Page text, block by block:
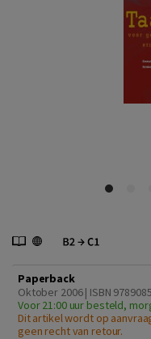
Paperback
Oktober 2006 | ISBN
Voor 21:00 uur besteld,
Dit artikel wordt op
geen recht van retour.